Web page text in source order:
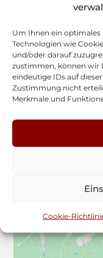
Um Ihnen ein
Technologien wie
und/oder darauf
zustimmen, können wir
eindeutige IDs auf
Zustimmung nicht
Merkmale und
Cookie-
29. August
Zeit:
18:30
Klicken
Klicken